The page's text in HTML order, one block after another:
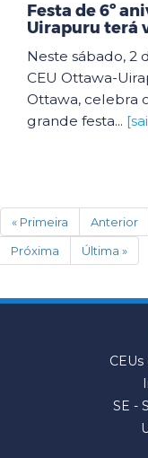
Festa de 6º
Uirapuru terá
Neste sábado, 2
CEU Ottawa-
Ottawa, celebra
grande festa...
« Primeira Anterior
Próxima
Última »
SE -